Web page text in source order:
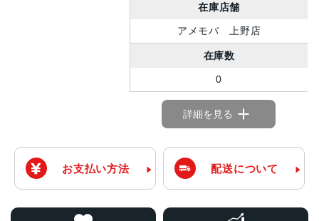
在庫店舗
アメモバ 上野店
在庫数
0
詳細を見る
お支払い方法 配送について